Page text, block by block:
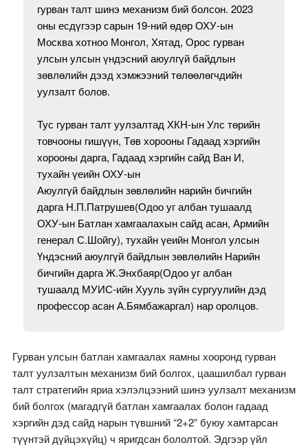
гурван талт шинэ механизм бий болсон. 2023
оны есдүгээр сарын 19-ний өдөр ОХУ-ын
Москва хотноо Монгол, Хятад, Орос гурван
улсын улсын үндэсний аюулгүй байдлын
зөвлөлийн дээд хэмжээний төлөөлөгчдийн
уулзалт болов.
Тус гурван талт уулзалтад ХКН-ын Улс төрийн
товчооны гишүүн, Төв хорооны Гадаад хэргийн
хорооны дарга, Гадаад хэргийн сайд Ван И,
тухайн үеийн ОХУ-ын
Аюулгүй байдлын зөвлөлийн нарийн бичгийн
дарга Н.П.Патрушев(Одоо уг албан тушаалд
ОХУ-ын Батлан ​​хамгаалахын сайд асан, Армийн
генерал С.Шойгу), тухайн үеийн Монгол улсын
Үндэсний аюулгүй байдлын зөвлөлийн Нарийн
бичгийн дарга Ж.Энхбаяр(Одоо уг албан
тушаалд МУИС-ийн Хууль зүйн сургуулийн дэд
профессор асан А.Бямбажаргал) нар оролцов.
Гурван улсын батлан ​​хамгаалах яамны хооронд гурван
талт уулзалтын механизм бий болгох, цаашилбал гурван
талт стратегийн яриа хэлэлцээний шинэ уулзалт механизм
бий болгох (магадгүй батлан хамгаалах болон гадаад
хэргийн дэд сайд нарын түвшний “2+2” буюу хамтарсан
түүнтэй дүйцэхүйц) ч яригдсан бололтой. Эдгээр үйл